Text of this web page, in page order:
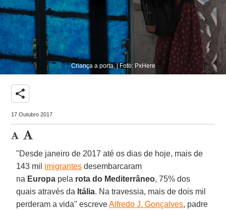
Criança a porta. | Foto: PxHere
share
17 Outubro 2017
"Desde janeiro de 2017 até os dias de hoje, mais de
143 mil imigrantes desembarcaram
na Europa pela rota do Mediterrâneo, 75% dos
quais através da Itália. Na travessia, mais de dois mil
perderam a vida" escreveAlfredo J. Gonçalves, padre